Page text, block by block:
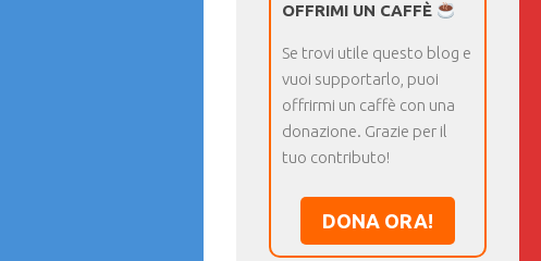
OFFRIMI UN CAFFÈ
Se trovi utile questo blog e
vuoi supportarlo, puoi
offrirmi un caffè con una
donazione. Grazie per il
tuo contributo!
DONA ORA!